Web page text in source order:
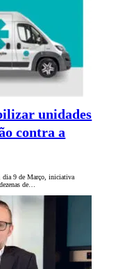
unidades
contra a
dia 9 de Março, iniciativa
de…